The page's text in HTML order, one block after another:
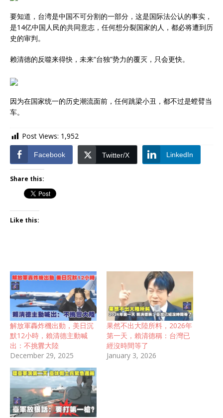
要知道，台湾是中国不可分割的一部分，这是国际法公认的事实，
是14亿中国人民的共同意志，任何想分裂国家的人，都必将遭到历
史的审判。
赖清德的反噬来得快，未来“台独”势力的覆灭，只会更快。
因为在国家统一的历史潮流面前，任何跳梁小丑，都不过是螳臂当
车。
Post Views: 1,952
Facebook Twitter/X LinkedIn
Share this:
Like this:
解放軍轟炸機出動，美日沉
默12小時，賴清德主動喊
出：不挑釁大陸
December 29, 2025
果然不出大陸所料，2026年
第一天，賴清德稱：台灣已
經沒時間等了
January 3, 2026